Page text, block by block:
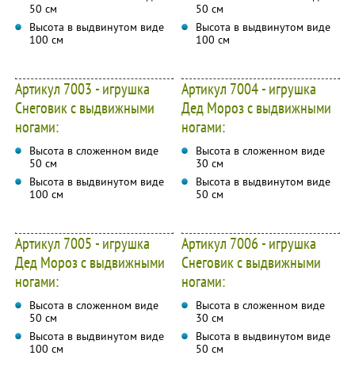
50 см
Высота в выдвинутом виде
100 см
50 см
Высота в выдвинутом виде
100 см
Артикул 7003 - игрушка
Снеговик с выдвижными
ногами:
Высота в сложенном виде
50 см
Высота в выдвинутом виде
100 см
Артикул 7004 - игрушка
Дед Мороз с выдвижными
ногами:
Высота в сложенном виде
30 см
Высота в выдвинутом виде
50 см
Артикул 7005 - игрушка
Дед Мороз с выдвижными
ногами:
Высота в сложенном виде
50 см
Высота в выдвинутом виде
100 см
Артикул 7006 - игрушка
Снеговик с выдвижными
ногами:
Высота в сложенном виде
30 см
Высота в выдвинутом виде
50 см